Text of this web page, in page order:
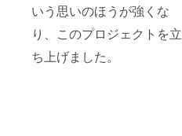
いう思いのほうが強くな
り、このプロジェクトを立
ち上げました。